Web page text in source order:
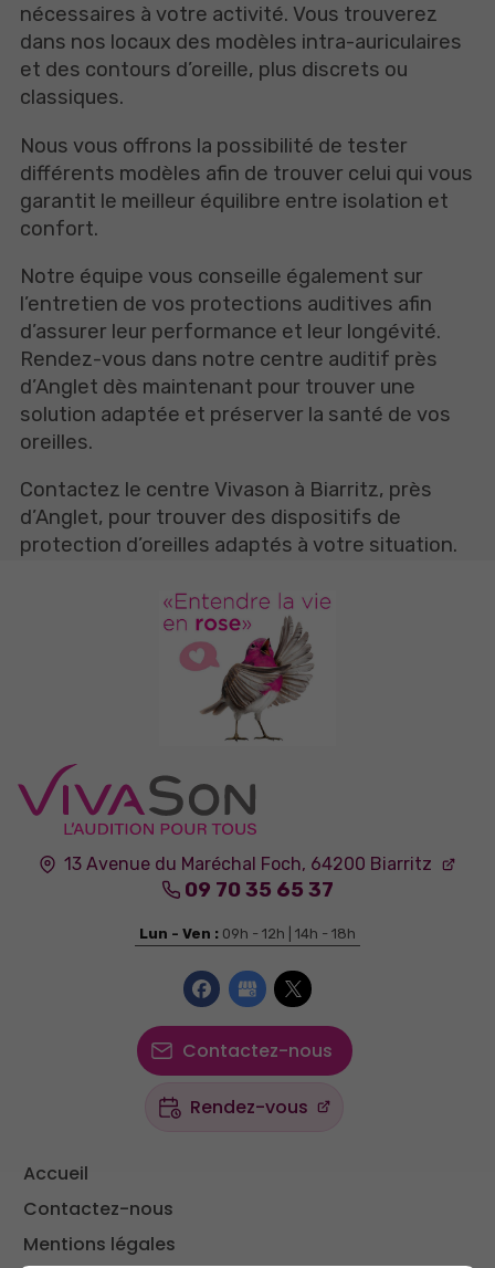
nécessaires à votre activité. Vous trouverez
dans nos locaux des modèles intra-auriculaires
et des contours d’oreille, plus discrets ou
classiques.
Nous vous offrons la possibilité de tester
différents modèles afin de trouver celui qui vous
garantit le meilleur équilibre entre isolation et
confort.
Notre équipe vous conseille également sur
l’entretien de vos protections auditives afin
d’assurer leur performance et leur longévité.
Rendez-vous dans notre centre auditif près
d’Anglet dès maintenant pour trouver une
solution adaptée et préserver la santé de vos
oreilles.
Contactez le centre Vivason à Biarritz, près
d’Anglet, pour trouver des dispositifs de
protection d’oreilles adaptés à votre situation.
13 Avenue du Maréchal Foch, 64200 Biarritz
09 70 35 65 37
Lun - Ven : 09h - 12h | 14h - 18h
Contactez-nous
Rendez-vous
Accueil
Contactez-nous
Mentions légales